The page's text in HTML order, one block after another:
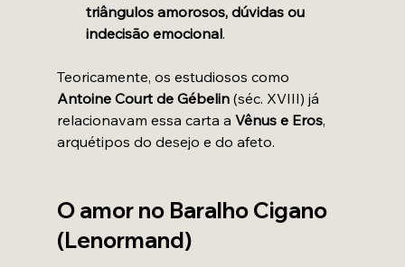
triângulos amorosos, dúvidas ou
indecisão emocional.
Teoricamente, os estudiosos como
Antoine Court de Gébelin (séc. XVIII) já
relacionavam essa carta a Vênus e Eros,
arquétipos do desejo e do afeto.
O amor no Baralho Cigano
(Lenormand)